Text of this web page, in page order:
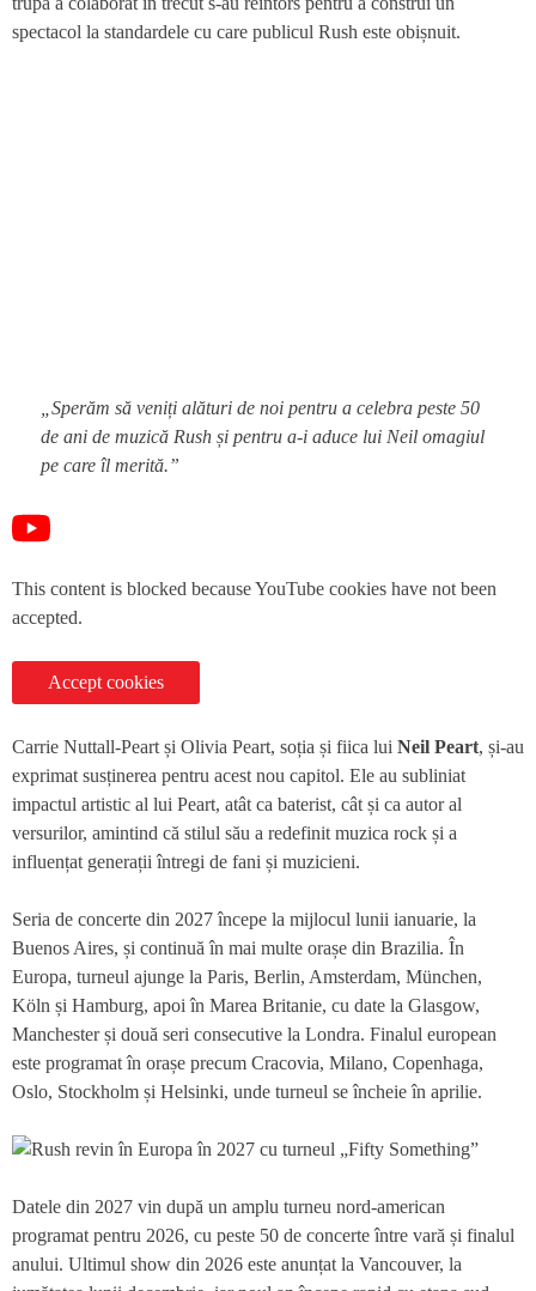
spectacol la standardele cu care publicul Rush este obișnuit.
„Sperăm să veniți alături de noi pentru a celebra peste 50
de ani de muzică Rush și pentru a-i aduce lui Neil omagiul
pe care îl merită.”
This content is blocked because YouTube cookies have not been
accepted.
Accept cookies
Carrie Nuttall-Peart și Olivia Peart, soția și fiica lui Neil Peart, și-au
exprimat susținerea pentru acest nou capitol. Ele au subliniat
impactul artistic al lui Peart, atât ca baterist, cât și ca autor al
versurilor, amintind că stilul său a redefinit muzica rock și a
influențat generații întregi de fani și muzicieni.
Seria de concerte din 2027 începe la mijlocul lunii ianuarie, la
Buenos Aires, și continuă în mai multe orașe din Brazilia. În
Europa, turneul ajunge la Paris, Berlin, Amsterdam, München,
Köln și Hamburg, apoi în Marea Britanie, cu date la Glasgow,
Manchester și două seri consecutive la Londra. Finalul european
este programat în orașe precum Cracovia, Milano, Copenhaga,
Oslo, Stockholm și Helsinki, unde turneul se încheie în aprilie.
Datele din 2027 vin după un amplu turneu nord-american
programat pentru 2026, cu peste 50 de concerte între vară și finalul
anului. Ultimul show din 2026 este anunțat la Vancouver, la